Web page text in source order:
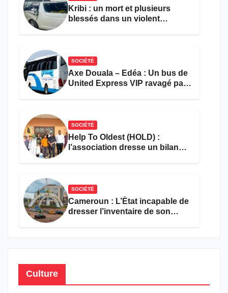
Kribi : un mort et plusieurs
blessés dans un violent
SOCIÉTÉ
Axe Douala – Edéa : Un bus de
United Express VIP ravagé par
SOCIÉTÉ
Help To Oldest (HOLD) :
l’association dresse un bilan
SOCIÉTÉ
Cameroun : L’État incapable de
dresser l’inventaire de son
Culture